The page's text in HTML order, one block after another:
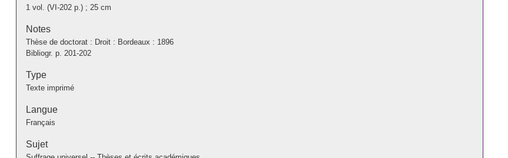
1 vol. (VI-202 p.) ; 25 cm
Notes
Thèse de doctorat : Droit : Bordeaux : 1896
Bibliogr. p. 201-202
Type
Texte imprimé
Langue
Français
Sujet